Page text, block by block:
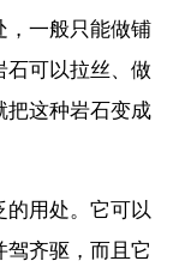
，一般只能做铺
石可以拉丝、做
把这种岩石变成
的用处。它可以
驾齐驱，而且它